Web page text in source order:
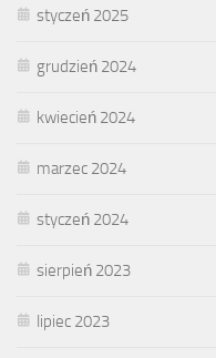
styczeń 2025
grudzień 2024
kwiecień 2024
marzec 2024
styczeń 2024
sierpień 2023
lipiec 2023